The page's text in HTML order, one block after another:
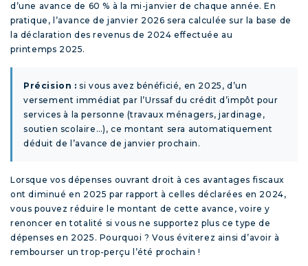
d’une avance de 60 % à la mi-janvier de chaque année. En
pratique, l’avance de janvier 2026 sera calculée sur la base de
la déclaration des revenus de 2024 effectuée au
printemps 2025.
Précision : si vous avez bénéficié, en 2025, d’un
versement immédiat par l’Urssaf du crédit d’impôt pour
services à la personne (travaux ménagers, jardinage,
soutien scolaire…), ce montant sera automatiquement
déduit de l’avance de janvier prochain.
Lorsque vos dépenses ouvrant droit à ces avantages fiscaux
ont diminué en 2025 par rapport à celles déclarées en 2024,
vous pouvez réduire le montant de cette avance, voire y
renoncer en totalité si vous ne supportez plus ce type de
dépenses en 2025. Pourquoi ? Vous éviterez ainsi d’avoir à
rembourser un trop-perçu l’été prochain !